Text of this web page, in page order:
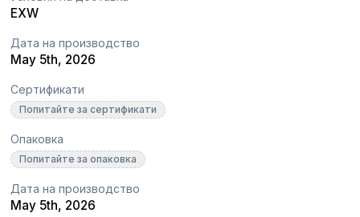
EXW
Дата на производство
May 5th, 2026
Сертификати
Попитайте за сертификати
Опаковка
Попитайте за опаковка
Дата на производство
May 5th, 2026